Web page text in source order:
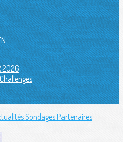
2026
SondagesPartenaires